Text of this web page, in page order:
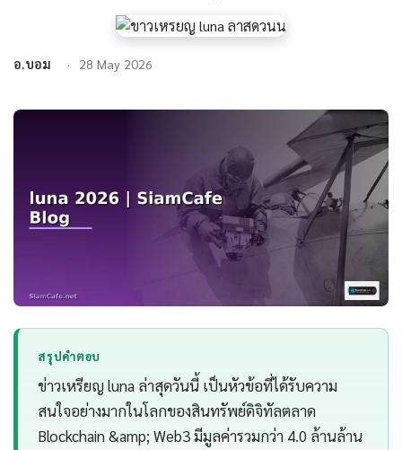
อ.บอม 28 May 2026
สรุปคำตอบ
ข่าวเหรียญ luna ล่าสุดวันนี้ เป็นหัวข้อที่ได้รับความ
สนใจอย่างมากในโลกของสินทรัพย์ดิจิทัลตลาด
Blockchain &amp; Web3 มีมูลค่ารวมกว่า 4.0 ล้านล้าน